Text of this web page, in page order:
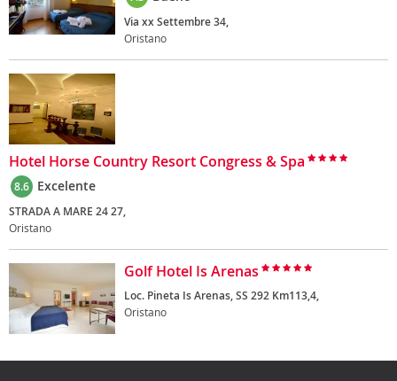
Via xx Settembre 34,
Oristano
Hotel Horse Country Resort Congress & Spa
8.6 Excelente
STRADA A MARE 24 27,
Oristano
Golf Hotel Is Arenas
Loc. Pineta Is Arenas, SS 292 Km113,4,
Oristano